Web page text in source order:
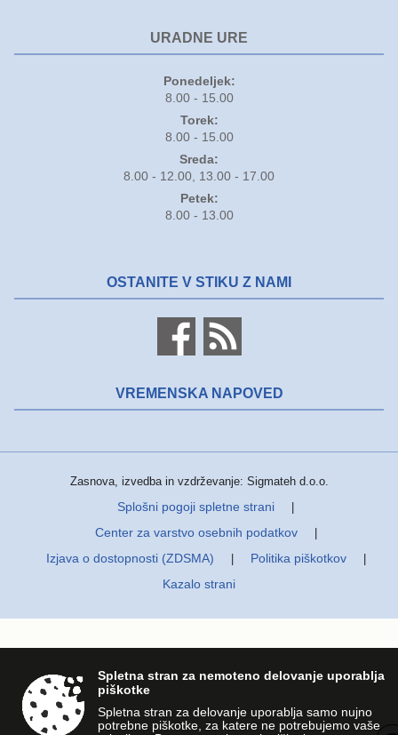
URADNE URE
Ponedeljek:
8.00 - 15.00
Torek:
8.00 - 15.00
Sreda:
8.00 - 12.00, 13.00 - 17.00
Petek:
8.00 - 13.00
OSTANITE V STIKU Z NAMI
VREMENSKA NAPOVED
Zasnova, izvedba in vzdrževanje: Sigmateh d.o.o.
Splošni pogoji spletne strani
Center za varstvo osebnih podatkov
Izjava o dostopnosti (ZDSMA) Politika piškotkov
Kazalo strani
Spletna stran za nemoteno delovanje uporablja
piškotke
Spletna stran za delovanje uporablja samo nujno
potrebne piškotke, za katere ne potrebujemo vaše